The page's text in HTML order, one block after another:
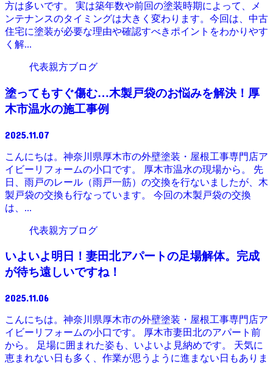
方は多いです。 実は築年数や前回の塗装時期によって、メ
ンテナンスのタイミングは大きく変わります。今回は、中古
住宅に塗装が必要な理由や確認すべきポイントをわかりやす
く解...
代表親方ブログ
塗ってもすぐ傷む…木製戸袋のお悩みを解決！厚
木市温水の施工事例
2025.11.07
こんにちは。神奈川県厚木市の外壁塗装・屋根工事専門店ア
イビーリフォームの小口です。 厚木市温水の現場から。 先
日、雨戸のレール（雨戸一筋）の交換を行ないましたが、木
製戸袋の交換も行なっています。 今回の木製戸袋の交換
は、...
代表親方ブログ
いよいよ明日！妻田北アパートの足場解体。完成
が待ち遠しいですね！
2025.11.06
こんにちは。神奈川県厚木市の外壁塗装・屋根工事専門店ア
イビーリフォームの小口です。 厚木市妻田北のアパート前
から。 足場に囲まれた姿も、いよいよ見納めです。 天気に
恵まれない日も多く、作業が思うように進まない日もありま